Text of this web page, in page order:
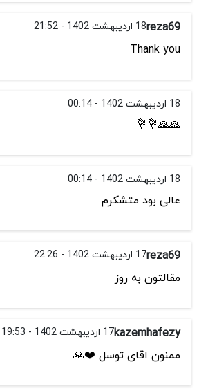
reza6918 اردیبهشت 1402 - 21:52
Thank you
18 اردیبهشت 1402 - 00:14
🙏🙏💐💐
18 اردیبهشت 1402 - 00:14
عالی بود متشکرم
reza6917 اردیبهشت 1402 - 22:26
مقالتون به روز
kazemhafezy17 اردیبهشت 1402 - 19:53
ممنون اقای توسل ❤️🙏